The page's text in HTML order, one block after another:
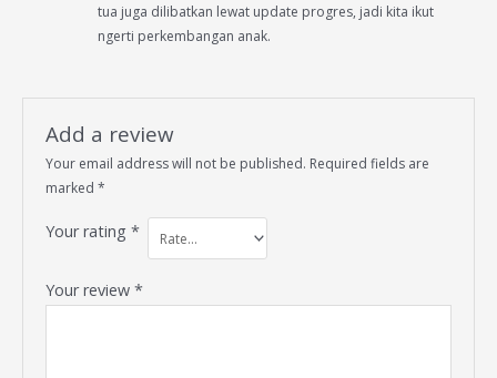
tua juga dilibatkan lewat update progres, jadi kita ikut
ngerti perkembangan anak.
Add a review
Your email address will not be published. Required fields are
marked*
Your rating*
Your review*